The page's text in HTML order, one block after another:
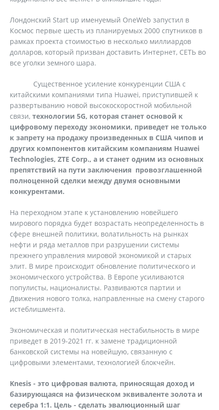
Лондонский Start up именуемый OneWeb запустил в
Космос первые шесть из планируемых 2000 спутников в
рамках проекта стоимостью в несколько миллиардов
долларов, который призван доставить Интернет, СЕТЬ во
все уголки земного шара.
Существенное усиление конкуренции США с
китайскими компаниями типа Huawei, приступившей к
развертыванию новой высокоскоростной мобильной
связи, технологии 5G, которая станет основой к
цифровому переходу экономики, приведет не только
к запрету на продажу произведенных в США чипов и
других компонентов китайским компаниям Huawei
Technologies, ZTE Corp., а и станет одним из основных
препятствий на пути заключения провозглашенной
полноценной сделки между двумя основными
конкурентами.
На переходном этапе к установлению новейшего
мирового порядка будет возрастать неопределенность в
сфере внешней политики, волатильность на рынках
нефти и ряда металлов при разрушении системы
прежнего управления мировой экономикой и старых
элит. В мире происходит обновление политического и
экономического устройства. В Европе усиливаются
популисты, националисты. Развиваются партии и
Движения нового толка, направленные на смену старого
истеблишмента.
Экономическая и политическая нестабильность в мире
приведет в 2019-2021 гг. к замене традиционной
банковской системы на новейшую, связанную с
цифровыми элементами, технологией блокчейн.
Knesis - это цифровая валюта, приносящая доход и
базирующаяся на физическом эквиваленте золота и
серебра 1:1. Цель - сделать эвалюционный шаг